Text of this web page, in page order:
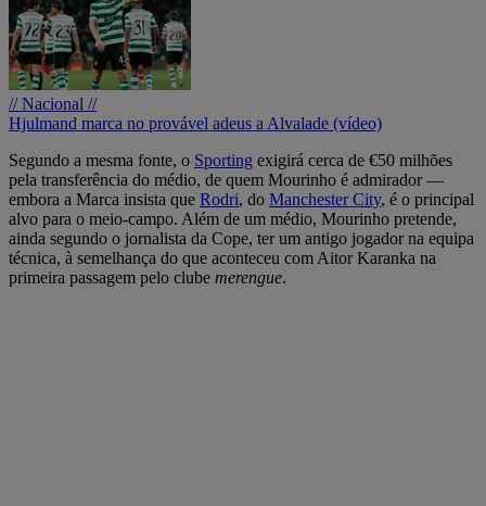
// Nacional //
Hjulmand marca no provável adeus a Alvalade (vídeo)
Segundo a mesma fonte, o Sporting exigirá cerca de €50 milhões
pela transferência do médio, de quem Mourinho é admirador —
embora a Marca insista que Rodri, do Manchester City, é o principal
alvo para o meio-campo. Além de um médio, Mourinho pretende,
ainda segundo o jornalista da Cope, ter um antigo jogador na equipa
técnica, à semelhança do que aconteceu com Aitor Karanka na
primeira passagem pelo clube merengue.